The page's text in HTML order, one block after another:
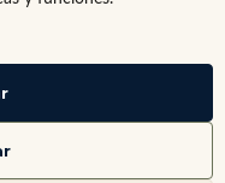
Política de privacidad·